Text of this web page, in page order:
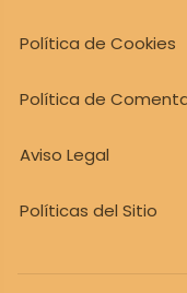
Política de Cookies
Política de
Aviso Legal
Políticas del Sitio